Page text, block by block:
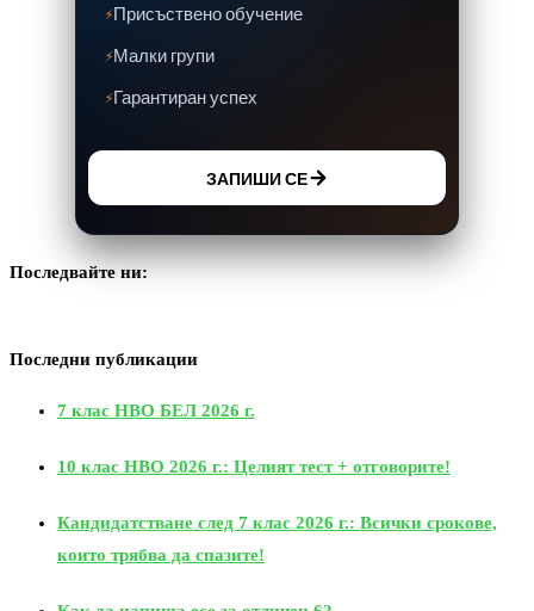
Присъствено обучение
Малки групи
Гарантиран успех
ЗАПИШИ СЕ
Последвайте ни:
Последни публикации
7 клас НВО БЕЛ 2026 г.
10 клас НВО 2026 г.: Целият тест + отговорите!
Кандидатстване след 7 клас 2026 г.: Всички срокове,
които трябва да спазите!